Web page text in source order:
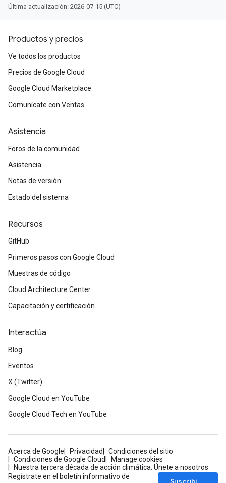
Última actualización: 2026-07-15 (UTC)
Productos y precios
Ve todos los productos
Precios de Google Cloud
Google Cloud Marketplace
Comunícate con Ventas
Asistencia
Foros de la comunidad
Asistencia
Notas de versión
Estado del sistema
Recursos
GitHub
Primeros pasos con Google Cloud
Muestras de código
Cloud Architecture Center
Capacitación y certificación
Interactúa
Blog
Eventos
X (Twitter)
Google Cloud en YouTube
Google Cloud Tech en YouTube
Acerca de Google Privacidad
Condiciones del sitio
Condiciones de Google Cloud
Manage cookies
Nuestra tercera década de acción climática: Únete a nosotros
Regístrate en el boletín informativo de